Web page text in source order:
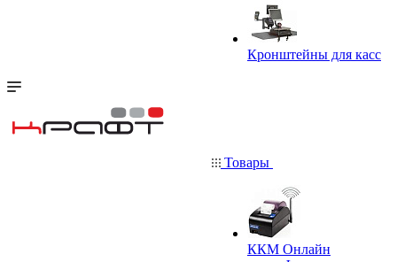
Кронштейны для касс
Товары
ККМ Онлайн